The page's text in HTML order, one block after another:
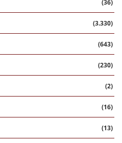
(36)
(3.330)
(643)
(230)
(2)
(16)
(13)